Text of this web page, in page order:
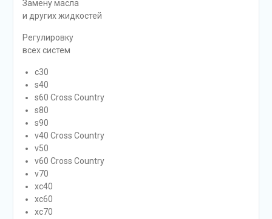
Замену масла
и других жидкостей
Регулировку
всех систем
c30
s40
s60 Cross Country
s80
s90
v40 Cross Country
v50
v60 Cross Country
v70
xc40
xc60
xc70